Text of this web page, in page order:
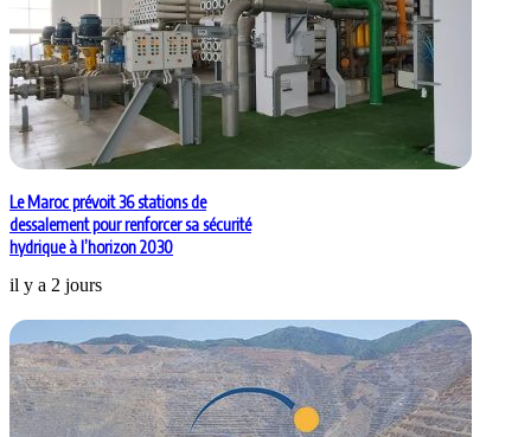
Le Maroc prévoit 36 stations de
dessalement pour renforcer sa sécurité
hydrique à l’horizon 2030
il y a 2 jours